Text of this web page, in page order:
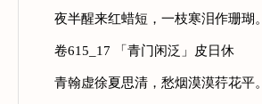
夜半醒来红蜡短，一枝寒泪作珊瑚。
卷615_17 「青门闲泛」皮日休
青翰虚徐夏思清，愁烟漠漠荇花平。